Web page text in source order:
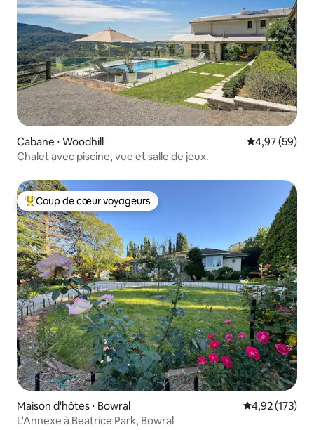
Cabane ⋅ Woodhill Évaluation
4,97 (59)
Chalet avec piscine, vue et salle de jeux.
Coups de cœur voyageurs les plus appréciés
Coup de cœur voyageurs
Maison d'hôtes ⋅ Bowral Évaluation
4,92 (173)
L'Annexe à Beatrice Park, Bowral